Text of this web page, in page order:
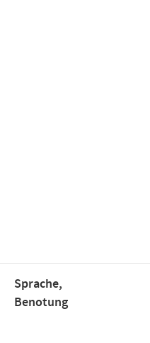
Sprache,
Benotung